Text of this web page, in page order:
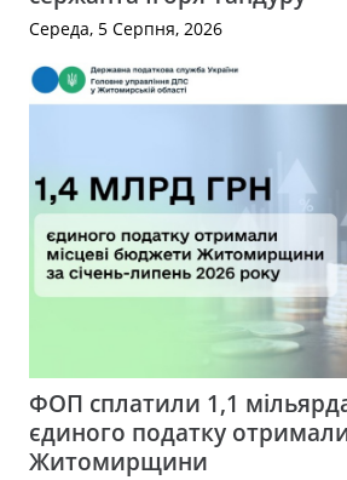
Середа, 5 Серпня, 2026
ФОП сплатили 1,1
єдиного податку
Житомирщини